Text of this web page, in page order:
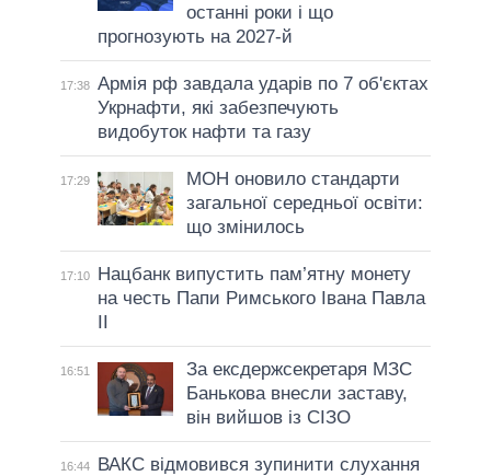
останні роки і що
прогнозують на 2027-й
17:38 Армія рф завдала ударів по 7 об'єктах
Укрнафти, які забезпечують
видобуток нафти та газу
17:29
МОН оновило стандарти
загальної середньої освіти:
що змінилось
17:10
Нацбанк випустить пам’ятну монету
на честь Папи Римського Івана Павла
II
16:51
За ексдержсекретаря МЗС
Банькова внесли заставу,
він вийшов із СІЗО
16:44
ВАКС відмовився зупинити слухання